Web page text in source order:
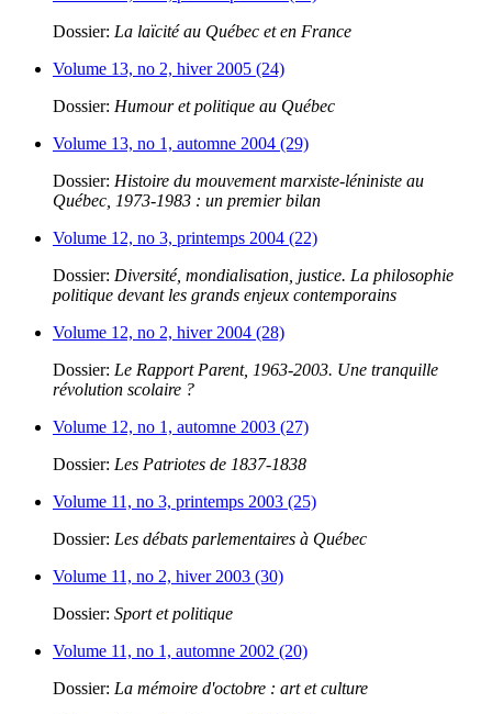
Dossier: La laïcité au Québec et en France
Volume 13, no 2, hiver 2005 (24)
Dossier: Humour et politique au Québec
Volume 13, no 1, automne 2004 (29)
Dossier: Histoire du mouvement marxiste-léniniste au
Québec, 1973-1983 : un premier bilan
Volume 12, no 3, printemps 2004 (22)
Dossier: Diversité, mondialisation, justice. La philosophie
politique devant les grands enjeux contemporains
Volume 12, no 2, hiver 2004 (28)
Dossier: Le Rapport Parent, 1963-2003. Une tranquille
révolution scolaire ?
Volume 12, no 1, automne 2003 (27)
Dossier: Les Patriotes de 1837-1838
Volume 11, no 3, printemps 2003 (25)
Dossier: Les débats parlementaires à Québec
Volume 11, no 2, hiver 2003 (30)
Dossier: Sport et politique
Volume 11, no 1, automne 2002 (20)
Dossier: La mémoire d'octobre : art et culture